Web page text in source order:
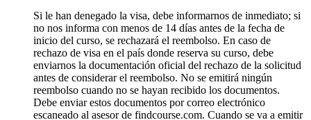
Si le han denegado la visa, debe informarnos de inmediato; si
no nos informa con menos de 14 días antes de la fecha de
inicio del curso, se rechazará el reembolso. En caso de
rechazo de visa en el país donde reserva su curso, debe
enviarnos la documentación oficial del rechazo de la solicitud
antes de considerar el reembolso. No se emitirá ningún
reembolso cuando no se hayan recibido los documentos.
Debe enviar estos documentos por correo electrónico
escaneado al asesor de findcourse.com. Cuando se va a emitir